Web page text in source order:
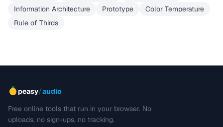
Information Architecture
Prototype
Color Temperature
Rule of Thirds
peasy/audio
Free online tools that run in your browser. No
uploads, no sign-ups, no tracking.